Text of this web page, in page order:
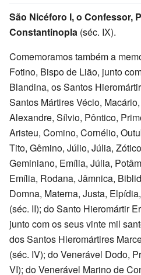
São Nicéforo I, o Confessor,
Constantinopla (séc. IX).
Comemoramos também a
Fotino, Bispo de Lião, junto
Blandina, os Santos
Santos Mártires Vécio,
Alexandre, Sílvio, Pôntico,
Aristeu, Comino, Cornélio,
Tito, Gêmino, Júlio, Júlia,
Geminiano, Emília, Júlia,
Emília, Rodana, Jâmnica,
Domna, Materna, Justa,
(séc. II); do Santo Hieromártir
junto com os seus vinte mil
dos Santos Hieromártires
(séc. IV); do Venerável Dodo,
VI); do Venerável Marino de